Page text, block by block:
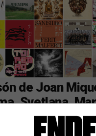
de Joan
Svetlana,
dies